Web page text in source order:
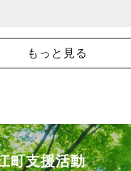
もっと見る
町支援活動